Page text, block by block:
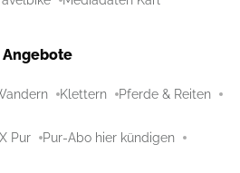
Angebote
Klettern Pferde & Reiten
Pur Pur-Abo hier kündigen